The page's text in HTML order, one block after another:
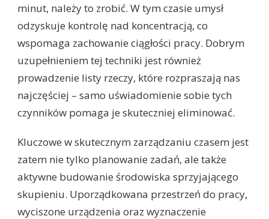
minut, należy to zrobić. W tym czasie umysł
odzyskuje kontrolę nad koncentracją, co
wspomaga zachowanie ciągłości pracy. Dobrym
uzupełnieniem tej techniki jest również
prowadzenie listy rzeczy, które rozpraszają nas
najczęściej – samo uświadomienie sobie tych
czynników pomaga je skuteczniej eliminować.
Kluczowe w skutecznym zarządzaniu czasem jest
zatem nie tylko planowanie zadań, ale także
aktywne budowanie środowiska sprzyjającego
skupieniu. Uporządkowana przestrzeń do pracy,
wyciszone urządzenia oraz wyznaczenie